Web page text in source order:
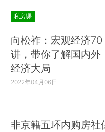
私房课
向松祚：宏观经济70
讲，带你了解国内外
经济大局
2022年04月06日
非京籍五环内购房社